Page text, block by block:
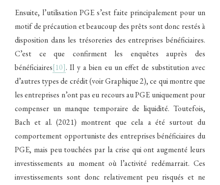
Ensuite, l’utilisation PGE s’est faite principalement pour un
motif de précaution et beaucoup des prêts sont donc restés à
disposition dans les trésoreries des entreprises bénéficiaires.
C’est ce que confirment les enquêtes auprès des
bénéficiaires[10]. Il y a bien eu un effet de substitution avec
d’autres types de crédit (voir Graphique 2), ce qui montre que
les entreprises n’ont pas eu recours au PGE uniquement pour
compenser un manque temporaire de liquidité. Toutefois,
Bach et al. (2021) montrent que cela a été surtout du
comportement opportuniste des entreprises bénéficiaires du
PGE, mais peu touchées par la crise qui ont augmenté leurs
investissements au moment où l’activité redémarrait. Ces
investissements sont donc relativement peu risqués et ne